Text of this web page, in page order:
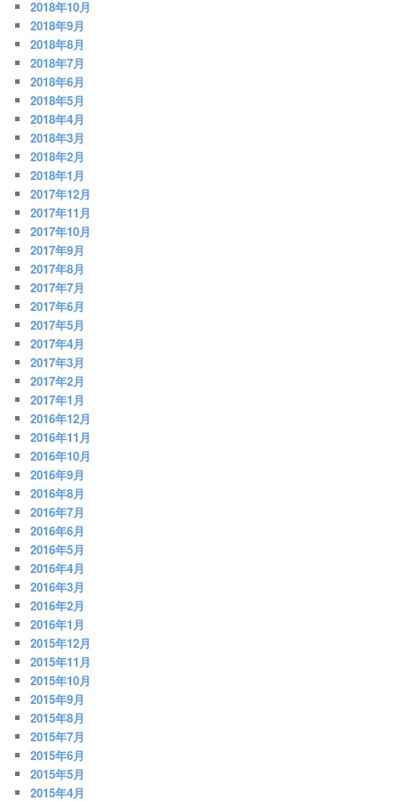
2018年10月
2018年9月
2018年8月
2018年7月
2018年6月
2018年5月
2018年4月
2018年3月
2018年2月
2018年1月
2017年12月
2017年11月
2017年10月
2017年9月
2017年8月
2017年7月
2017年6月
2017年5月
2017年4月
2017年3月
2017年2月
2017年1月
2016年12月
2016年11月
2016年10月
2016年9月
2016年8月
2016年7月
2016年6月
2016年5月
2016年4月
2016年3月
2016年2月
2016年1月
2015年12月
2015年11月
2015年10月
2015年9月
2015年8月
2015年7月
2015年6月
2015年5月
2015年4月